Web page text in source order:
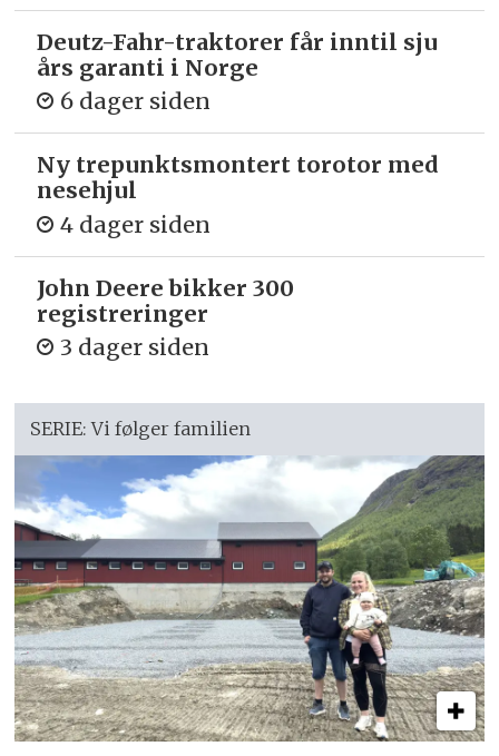
Deutz-Fahr-traktorer får inntil sju
års garanti i Norge
6 dager siden
Ny trepunkts­montert torotor med
nesehjul
4 dager siden
John Deere bikker 300
registreringer
3 dager siden
SERIE: Vi følger familien